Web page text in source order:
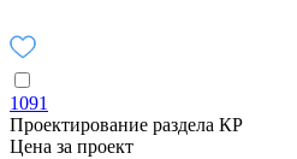
1091
Проектирование раздела КР
Цена за проект